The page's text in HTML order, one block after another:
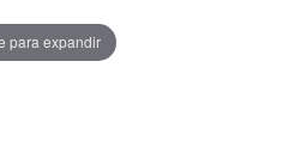
para expandir